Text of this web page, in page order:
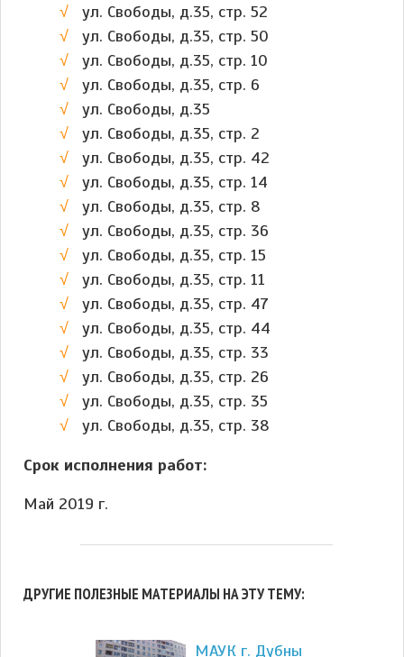
ул. Свободы, д.35, стр. 52
ул. Свободы, д.35, стр. 50
ул. Свободы, д.35, стр. 10
ул. Свободы, д.35, стр. 6
ул. Свободы, д.35
ул. Свободы, д.35, стр. 2
ул. Свободы, д.35, стр. 42
ул. Свободы, д.35, стр. 14
ул. Свободы, д.35, стр. 8
ул. Свободы, д.35, стр. 36
ул. Свободы, д.35, стр. 15
ул. Свободы, д.35, стр. 11
ул. Свободы, д.35, стр. 47
ул. Свободы, д.35, стр. 44
ул. Свободы, д.35, стр. 33
ул. Свободы, д.35, стр. 26
ул. Свободы, д.35, стр. 35
ул. Свободы, д.35, стр. 38
Срок исполнения работ:
Май 2019 г.
ДРУГИЕ ПОЛЕЗНЫЕ МАТЕРИАЛЫ НА ЭТУ ТЕМУ:
МАУК г. Дубны